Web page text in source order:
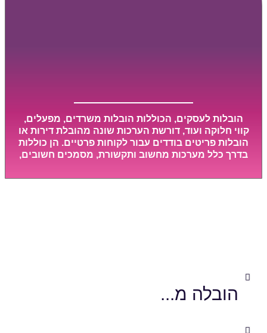
הובלות לעסקים, הכוללות הובלות משרדים, מפעלים,
קווי חלוקה ועוד, דורשת הערכות שונה מהובלת דירות או
הובלות פריטים בודדים עבור לקוחות פרטיים. הן כוללות
בדרך כלל מערכות מחשוב ותקשורת, מסמכים חשובים,
מיוחדת ואריזה קפדנית ומסודרת אשר תבטיח תהליך